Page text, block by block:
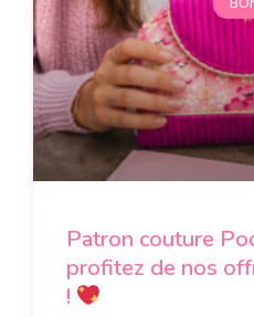
Patron couture
profitez de nos
!